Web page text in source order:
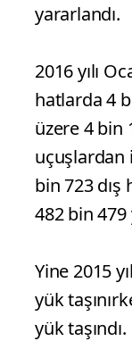
yararlandı.
2016 yılı
hatlarda 4
üzere 4 bin
uçuşlardan
bin 723
482 bin 479
Yine 2015
yük
yük taşındı.